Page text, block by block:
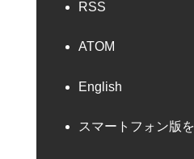
RSS
ATOM
English
スマートフォン版